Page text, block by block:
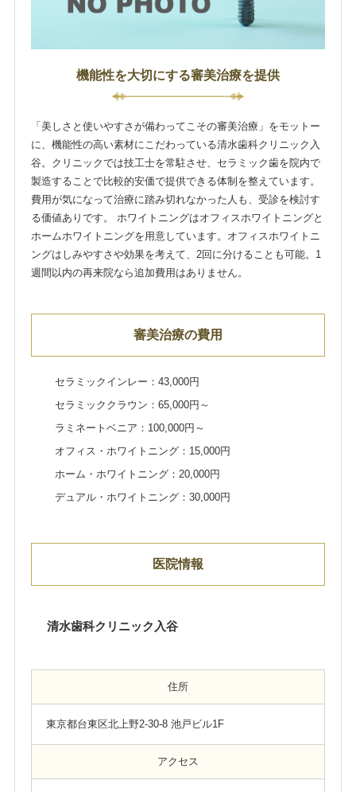
機能性を大切にする審美治療を提供
「美しさと使いやすさが備わってこその審美治療」をモットー
に、機能性の高い素材にこだわっている清水歯科クリニック入
谷。クリニックでは技工士を常駐させ、セラミック歯を院内で
製造することで比較的安価で提供できる体制を整えています。
費用が気になって治療に踏み切れなかった人も、受診を検討す
る価値ありです。 ホワイトニングはオフィスホワイトニングと
ホームホワイトニングを用意しています。オフィスホワイトニ
ングはしみやすさや効果を考えて、2回に分けることも可能。1
週間以内の再来院なら追加費用はありません。
審美治療の費用
セラミックインレー：43,000円
セラミッククラウン：65,000円～
ラミネートベニア：100,000円～
オフィス・ホワイトニング：15,000円
ホーム・ホワイトニング：20,000円
デュアル・ホワイトニング：30,000円
医院情報
清水歯科クリニック入谷
住所
東京都台東区北上野2-30-8 池戸ビル1F
アクセス